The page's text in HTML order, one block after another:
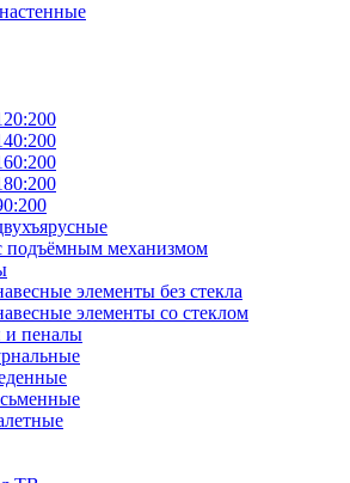
подъёмным механизмом
элементы без стекла
элементы со стеклом
и пеналы